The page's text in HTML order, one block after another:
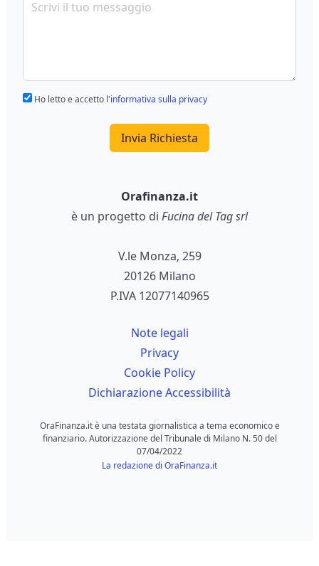
Ho letto e accetto l'informativa sulla privacy
Invia Richiesta
Orafinanza.it
è un progetto di Fucina del Tag srl
V.le Monza, 259
20126 Milano
P.IVA 12077140965
Note legali
Privacy
Cookie Policy
Dichiarazione Accessibilità
OraFinanza.it è una testata giornalistica a tema economico e
finanziario. Autorizzazione del Tribunale di Milano N. 50 del
07/04/2022
La redazione di OraFinanza.it